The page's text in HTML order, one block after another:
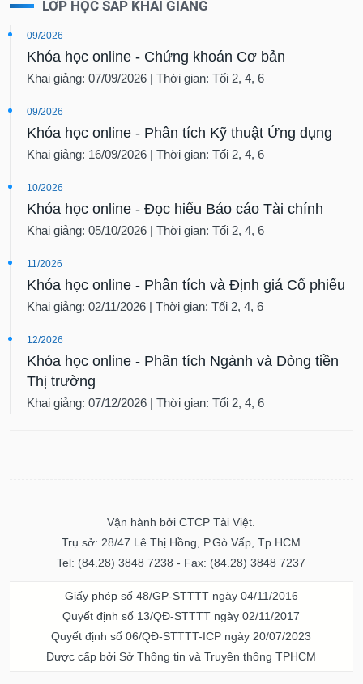
LỚP HỌC SẮP KHAI GIẢNG
09/2026
Khóa học online - Chứng khoán Cơ bản
Khai giảng: 07/09/2026 | Thời gian: Tối 2, 4, 6
09/2026
Khóa học online - Phân tích Kỹ thuật Ứng dụng
Khai giảng: 16/09/2026 | Thời gian: Tối 2, 4, 6
10/2026
Khóa học online - Đọc hiểu Báo cáo Tài chính
Khai giảng: 05/10/2026 | Thời gian: Tối 2, 4, 6
11/2026
Khóa học online - Phân tích và Định giá Cổ phiếu
Khai giảng: 02/11/2026 | Thời gian: Tối 2, 4, 6
12/2026
Khóa học online - Phân tích Ngành và Dòng tiền
Thị trường
Khai giảng: 07/12/2026 | Thời gian: Tối 2, 4, 6
Vận hành bởi CTCP Tài Việt.
Trụ sở: 28/47 Lê Thị Hồng, P.Gò Vấp, Tp.HCM
Tel: (84.28) 3848 7238 - Fax: (84.28) 3848 7237
Giấy phép số 48/GP-STTTT ngày 04/11/2016
Quyết định số 13/QĐ-STTTT ngày 02/11/2017
Quyết định số 06/QĐ-STTTT-ICP ngày 20/07/2023
Được cấp bởi Sở Thông tin và Truyền thông TPHCM
chính